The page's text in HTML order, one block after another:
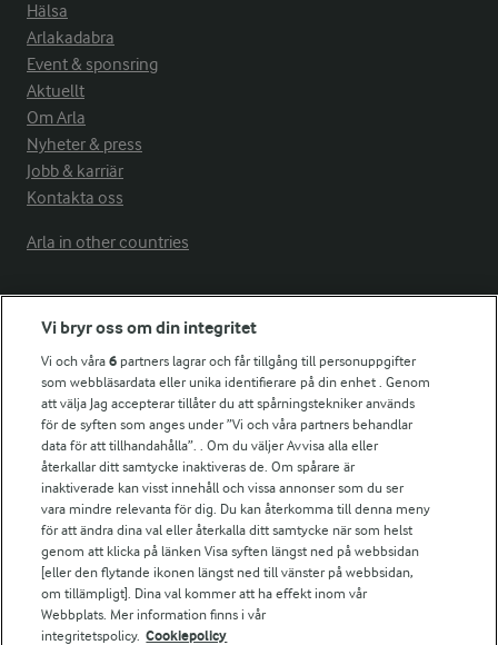
Hälsa
Arlakadabra
Event & sponsring
Aktuellt
Om Arla
Nyheter & press
Jobb & karriär
Kontakta oss
Arla in other countries
Fler Arlasajter
För ägare
Arlas kundportal
Arla.com
Falbygdens Ost
Arla webbshop
Bildbank
Följ oss
Vi bryr oss om din integritet
Vi och våra6 partners lagrar och får tillgång till personuppgifter
som webbläsardata eller unika identifierare på din enhet . Genom
att välja Jag accepterar tillåter du att spårningstekniker används
för de syften som anges under ”Vi och våra partners behandlar
data för att tillhandahålla”. . Om du väljer Avvisa alla eller
återkallar ditt samtycke inaktiveras de. Om spårare är
inaktiverade kan visst innehåll och vissa annonser som du ser
vara mindre relevanta för dig. Du kan återkomma till denna meny
för att ändra dina val eller återkalla ditt samtycke när som helst
genom att klicka på länken Visa syften längst ned på webbsidan
[eller den flytande ikonen längst ned till vänster på webbsidan,
om tillämpligt]. Dina val kommer att ha effekt inom vår
Webbplats. Mer information finns i vår
integritetspolicy. Cookiepolicy